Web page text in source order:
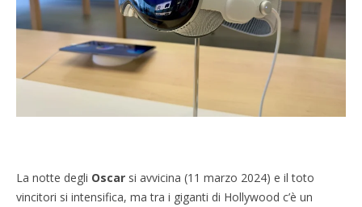
La notte degli Oscar si avvicina (11 marzo 2024) e il toto
vincitori si intensifica, ma tra i giganti di Hollywood c’è un